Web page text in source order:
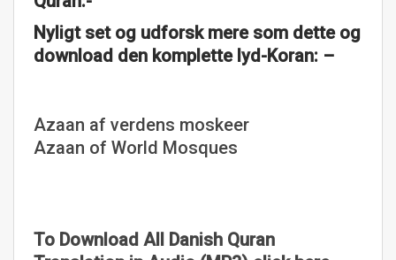
Nyligt set og udforsk mere som dette og
download den komplette lyd-Koran: –
Azaan af verdens moskeer
Azaan of World Mosques
To Download All Danish Quran